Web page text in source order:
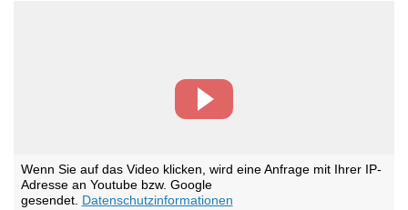
Wenn Sie auf das Video klicken, wird eine Anfrage mit Ihrer IP-
Adresse an Youtube bzw. Google
gesendet. Datenschutzinformationen